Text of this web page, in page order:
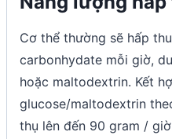
Cơ thể thường sẽ hấp
carbonhydate mỗi giờ,
hoặc maltodextrin. Kết
glucose/maltodextrin
thụ lên đến 90 gram /